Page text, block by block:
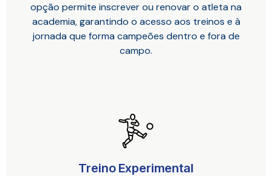
opção permite inscrever ou renovar o atleta na
academia, garantindo o acesso aos treinos e à
jornada que forma campeões dentro e fora de
campo.
Treino Experimental